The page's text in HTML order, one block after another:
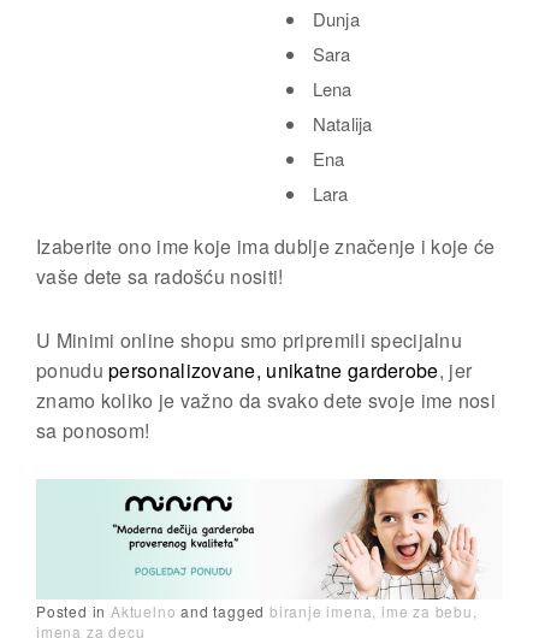
Dunja
Sara
Lena
Natalija
Ena
Lara
Izaberite ono ime koje ima dublje značenje i koje će
vaše dete sa radošću nositi!
U Minimi online shopu smo pripremili specijalnu
ponudupersonalizovane, unikatne garderobe, jer
znamo koliko je važno da svako dete svoje ime nosi
sa ponosom!
Posted in Aktuelno andtaggedbiranje imena ime za bebu
imena za decu